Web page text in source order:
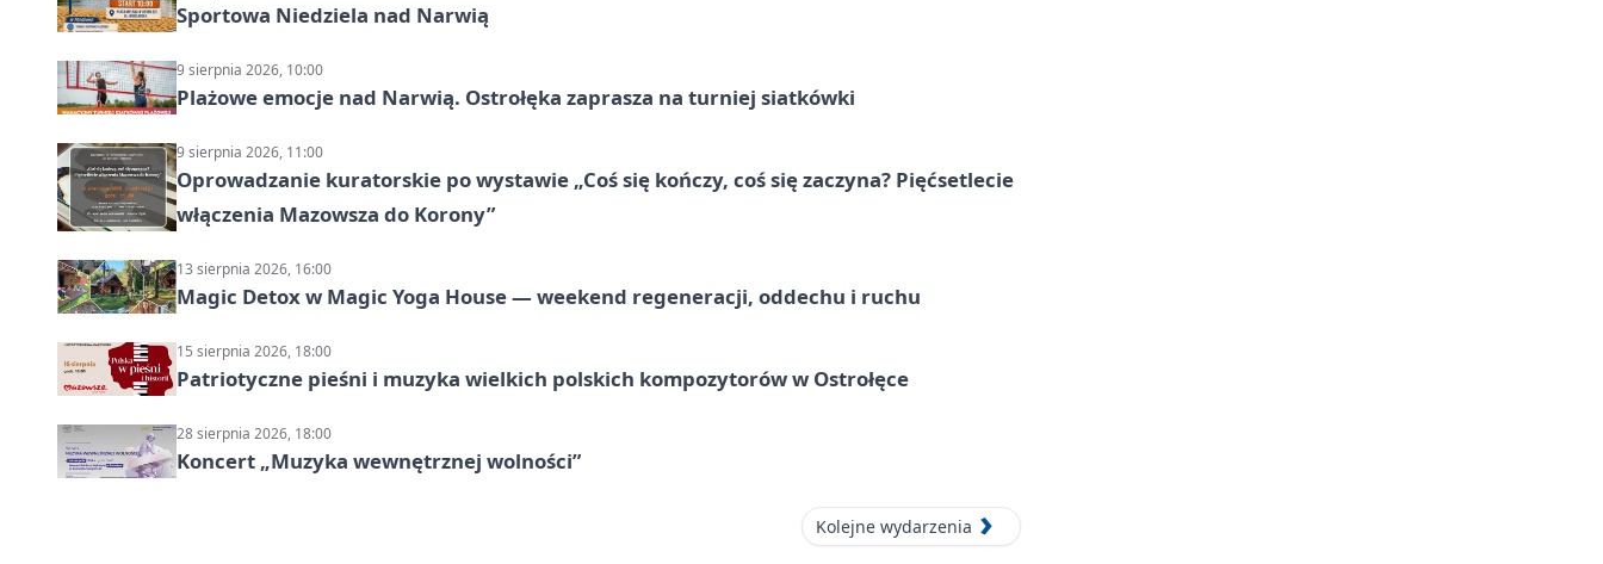
Sportowa Niedziela nad Narwią
9 sierpnia 2026, 10:00
Plażowe emocje nad Narwią. Ostrołęka zaprasza na turniej siatkówki
9 sierpnia 2026, 11:00
Oprowadzanie kuratorskie po wystawie „Coś się kończy, coś się zaczyna? Pięćsetlecie
włączenia Mazowsza do Korony”
13 sierpnia 2026, 16:00
Magic Detox w Magic Yoga House — weekend regeneracji, oddechu i ruchu
15 sierpnia 2026, 18:00
Patriotyczne pieśni i muzyka wielkich polskich kompozytorów w Ostrołęce
28 sierpnia 2026, 18:00
Koncert „Muzyka wewnętrznej wolności”
Kolejne wydarzenia